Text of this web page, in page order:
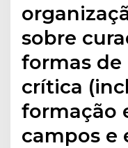
sobre
formas de
crítica
formação
campos e